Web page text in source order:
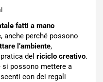
fatti a mano
anche perché possono
l’ambiente,
del riciclo creativo.
si possono mettere a
con dei regali